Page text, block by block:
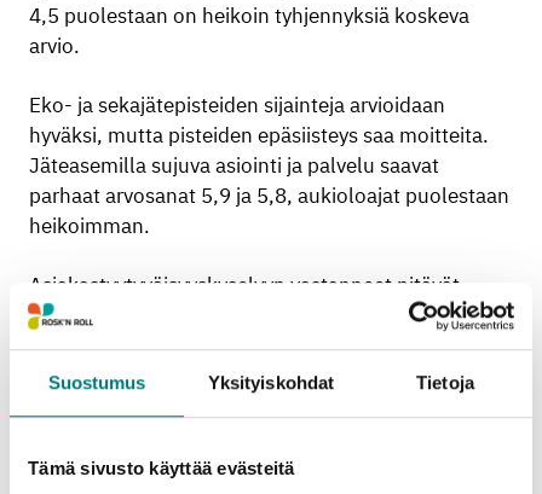
Suostumus Yksityiskohdat Tietoja
Tämä sivusto käyttää evästeitä
4,5 puolestaan on heikoin tyhjennyksiä koskeva
arvio.
Eko- ja sekajätepisteiden sijainteja arvioidaan
hyväksi, mutta pisteiden epäsiisteys saa moitteita.
Jäteasemilla sujuva asiointi ja palvelu saavat
parhaat arvosanat 5,9 ja 5,8, aukioloajat puolestaan
heikoimman.
Asiakastyytyväisyyskyselyyn vastanneet pitävät
Rosk’n Roll -jätehuoltopalvelun kotisivuja parhaana
jätehuollon tietolähteenä, mutta myös laskun
liitteenä toimitettava asiakastiedote saa kiitoksia.